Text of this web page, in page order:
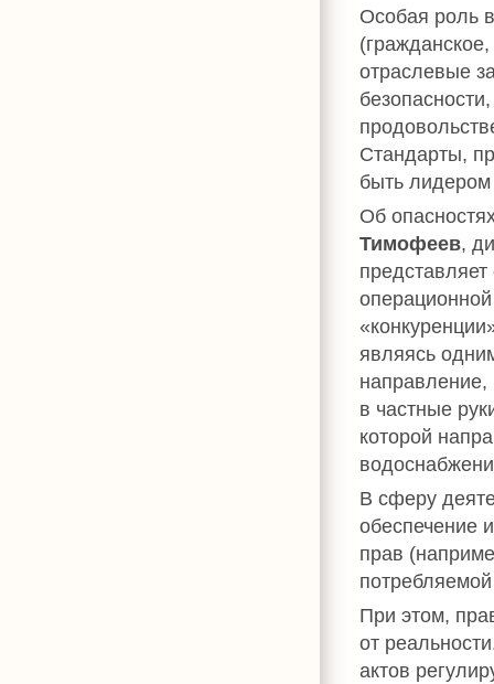
Особая роль
отраслевые
Стандарты,
быть лидером
Об
Тимофеев,
являясь
направление,
в частные
которой
В сферу
обеспечение
прав
При этом,
от
актов